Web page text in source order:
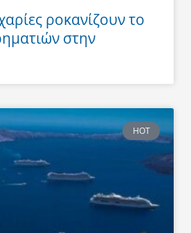
ροκανίζουν το
στην
HOT